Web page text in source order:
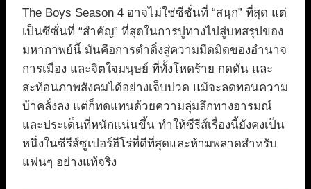
The Boys Season 4 อาจไม่ใช่ซีซั่นที่ “สนุก” ที่สุด แต่
เป็นซีซั่นที่ “สำคัญ” ที่สุดในการปูทางไปสู่บทสรุปของ
มหากาพย์นี้ มันคือการดำดิ่งสู่ความมืดมิดของอำนาจ
การเมือง และจิตใจมนุษย์ ที่ทั้งโหดร้าย กดดัน และ
สะท้อนภาพสังคมได้อย่างเจ็บปวด แม้จะลดทอนความ
บ้าคลั่งลง แต่ก็ทดแทนด้วยความลุ่มลึกทางอารมณ์
และประเด็นที่หนักแน่นขึ้น ทำให้ซีรีส์เรื่องนี้ยังคงเป็น
หนึ่งในซีรีส์ซูเปอร์ฮีโร่ที่ดีที่สุดและห้ามพลาดสำหรับ
แฟนๆ อย่างแท้จริง